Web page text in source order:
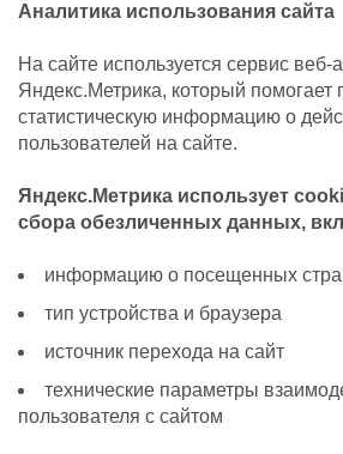
Аналитика использования сайта
На сайте используется сервис веб-
Яндекс.Метрика, который помогает
статистическую информацию о
пользователей на сайте.
Яндекс.Метрика использует
сбора обезличенных данных,
информацию о посещенных
тип устройства и браузера
источник перехода на сайт
технические параметры
пользователя с сайтом